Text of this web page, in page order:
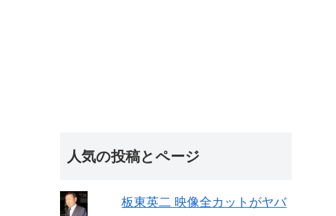
人気の投稿とページ
板東英二 映像全カットがヤバ